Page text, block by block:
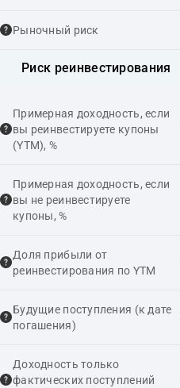
Рыночный риск
Риск реинвестирования
Примерная доходность, если
вы реинвестируете купоны
(YTM), %
Примерная доходность, если
вы не реинвестируете
купоны, %
Доля прибыли от
реинвестирования по YTM
Будущие поступления (к дате
погашения)
Доходность только
фактических поступлений